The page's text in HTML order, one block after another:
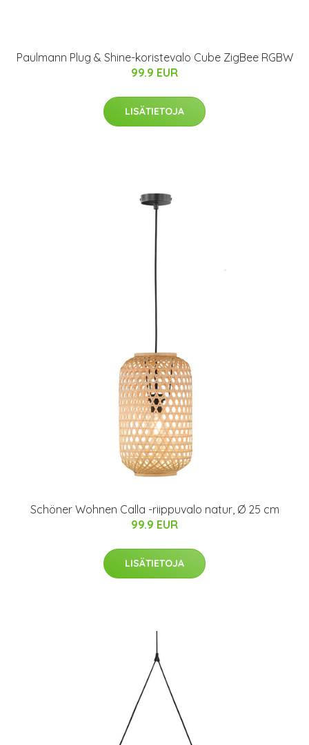
Paulmann Plug & Shine-koristevalo Cube ZigBee RGBW
99.9 EUR
LISÄTIETOJA
Schöner Wohnen Calla -riippuvalo natur, Ø 25 cm
99.9 EUR
LISÄTIETOJA